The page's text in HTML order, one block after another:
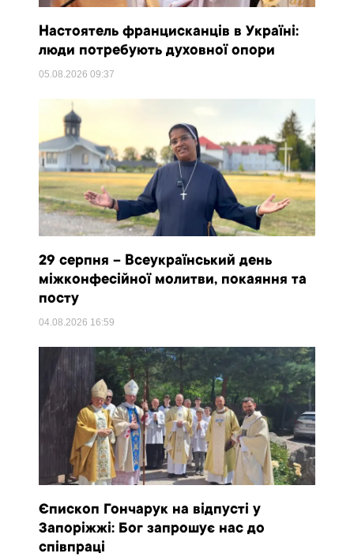
Настоятель францисканців в Україні:
люди потребують духовної опори
05.08.202609:37
29 серпня – Всеукраїнський день
міжконфесійної молитви, покаяння та
посту
04.08.2026 16:59
Єпископ Гончарук на відпусті у
Запоріжжі: Бог запрошує нас до
співпраці